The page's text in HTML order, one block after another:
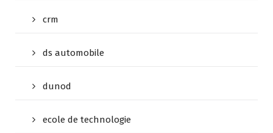
crm
ds automobile
dunod
ecole de technologie